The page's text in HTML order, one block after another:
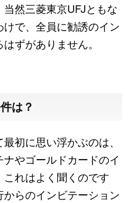
然三菱東京UFJともな
で、全員に勧誘のイン
ずがありません。
は？
初に思い浮かぶのは、
やゴールドカードのイ
れはよく聞くのです
らのインビテーション